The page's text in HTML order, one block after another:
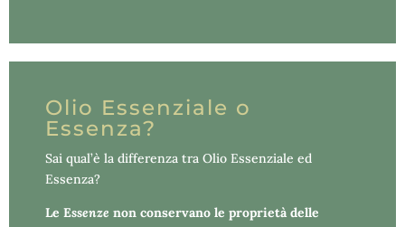
Olio Essenziale o
Essenza?
Sai qual’è la differenza tra Olio Essenziale ed
Essenza?
Le Essenze non conservano le proprietà delle